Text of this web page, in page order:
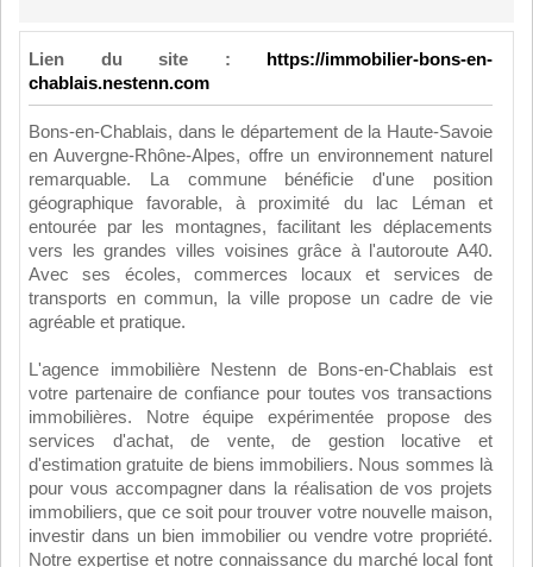
Lien du site :
https://immobilier-bons-en-
chablais.nestenn.com
Bons-en-Chablais, dans le département de la Haute-Savoie
en Auvergne-Rhône-Alpes, offre un environnement naturel
remarquable. La commune bénéficie d'une position
géographique favorable, à proximité du lac Léman et
entourée par les montagnes, facilitant les déplacements
vers les grandes villes voisines grâce à l'autoroute A40.
Avec ses écoles, commerces locaux et services de
transports en commun, la ville propose un cadre de vie
agréable et pratique.
L'agence immobilière Nestenn de Bons-en-Chablais est
votre partenaire de confiance pour toutes vos transactions
immobilières. Notre équipe expérimentée propose des
services d'achat, de vente, de gestion locative et
d'estimation gratuite de biens immobiliers. Nous sommes là
pour vous accompagner dans la réalisation de vos projets
immobiliers, que ce soit pour trouver votre nouvelle maison,
investir dans un bien immobilier ou vendre votre propriété.
Notre expertise et notre connaissance du marché local font